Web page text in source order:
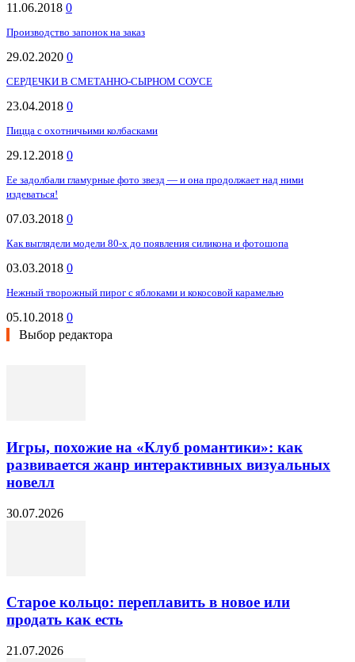
11.06.2018 0
Производство запонок на заказ
29.02.2020 0
СЕРДЕЧКИ В СМЕТАННО-СЫРНОМ СОУСЕ
23.04.2018 0
Пицца с охотничьими колбасками
29.12.2018 0
Ее задолбали гламурные фото звезд — и она продолжает над ними
издеваться!
07.03.2018 0
Как выглядели модели 80-х до появления силикона и фотошопа
03.03.2018 0
Нежный творожный пирог с яблоками и кокосовой карамелью
05.10.2018 0
Выбор редактора
Игры, похожие на «Клуб романтики»: как
развивается жанр интерактивных визуальных
новелл
30.07.2026
Старое кольцо: переплавить в новое или
продать как есть
21.07.2026